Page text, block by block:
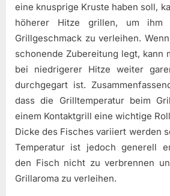
eine knusprige Kruste haben soll,
höherer Hitze grillen, um ihm
Grillgeschmack zu verleihen.
schonende Zubereitung legt, kann
bei niedrigerer Hitze weiter
durchgegart ist.
dass die Grilltemperatur beim
einem Kontaktgrill eine wichtige
Dicke des Fisches variiert werden
Temperatur ist jedoch generell
den Fisch nicht zu verbrennen
Grillaroma zu verleihen.